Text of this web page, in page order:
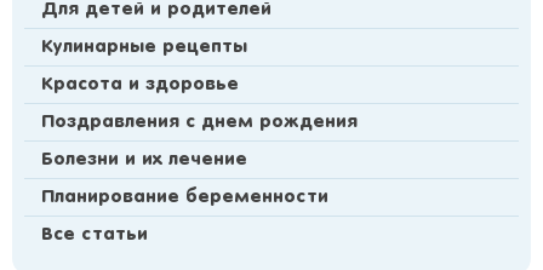
Для детей и родителей
Кулинарные рецепты
Красота и здоровье
Поздравления с днем рождения
Болезни и их лечение
Планирование беременности
Все статьи